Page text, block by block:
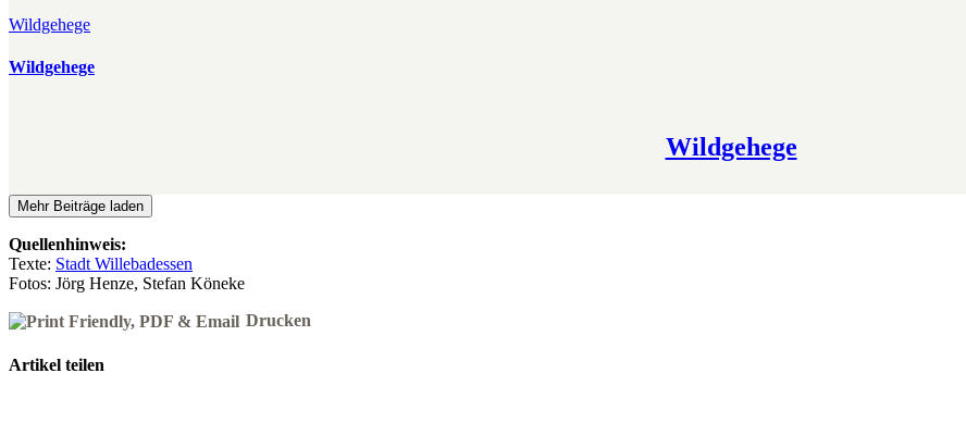
Wildgehege
Wildgehege
Wildgehege
Mehr Beiträge laden
Quellenhinweis:
Texte: Stadt Willebadessen
Fotos: Jörg Henze, Stefan Köneke
Drucken
Artikel teilen